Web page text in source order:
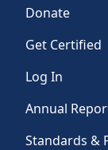
Donate
Get Certified
Log In
Annual
Standards &